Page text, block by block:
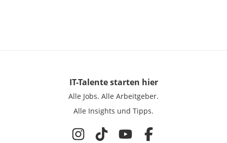
IT-Talentestarten hier
Alle Jobs. Alle Arbeitgeber.
Alle Insights und Tipps.